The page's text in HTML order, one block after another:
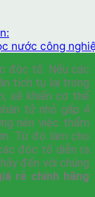
nước công
độc tố. Nếu các
tích tụ lại trong
sẽ khiến cơ thể
tử nhỏ gấp 4
nên việc thẩm
Từ đó làm cho
độc tố diễn ra
đến với chúng
rẻ chính hãng